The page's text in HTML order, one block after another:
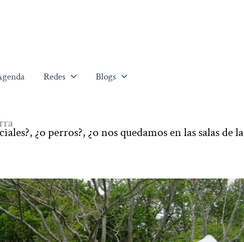
Redes Blogs
¿o perros?, ¿o nos quedamos en las salas de la